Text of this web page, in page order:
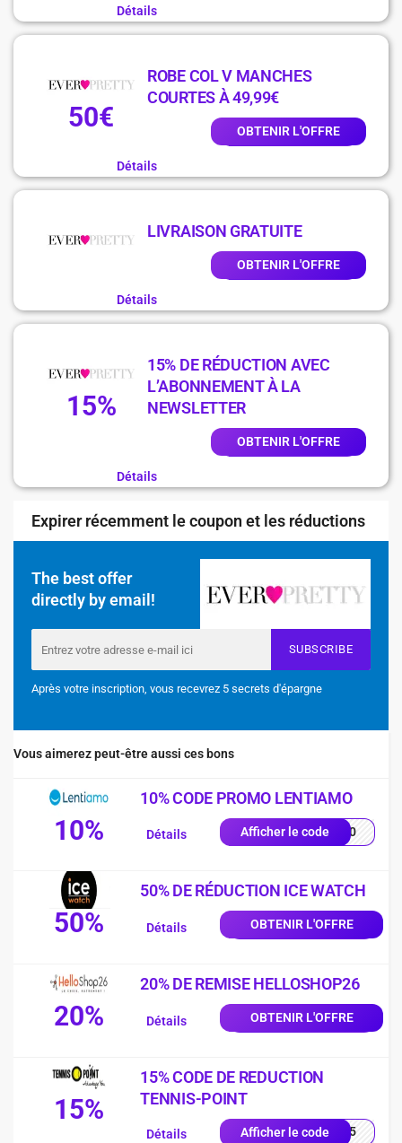
Détails
50€
ROBE COL V MANCHES
COURTES À 49,99€
OBTENIR L'OFFRE
Détails
LIVRAISON GRATUITE
OBTENIR L'OFFRE
Détails
15%
15% DE RÉDUCTION AVEC
L’ABONNEMENT À LA
NEWSLETTER
OBTENIR L'OFFRE
Détails
Expirer récemment le coupon et les réductions
The best offer
directly by email!
SUBSCRIBE
Après votre inscription, vous recevrez 5 secrets d'épargne
Vous aimerez peut-être aussi ces bons
10%
10% CODE PROMO LENTIAMO
Afficher le codeMO10
Détails
50%
50% DE RÉDUCTION ICE WATCH
OBTENIR L'OFFRE
Détails
20%
20% DE REMISE HELLOSHOP26
OBTENIR L'OFFRE
Détails
15%
15% CODE DE REDUCTION
TENNIS-POINT
Afficher le codeIS15
Détails